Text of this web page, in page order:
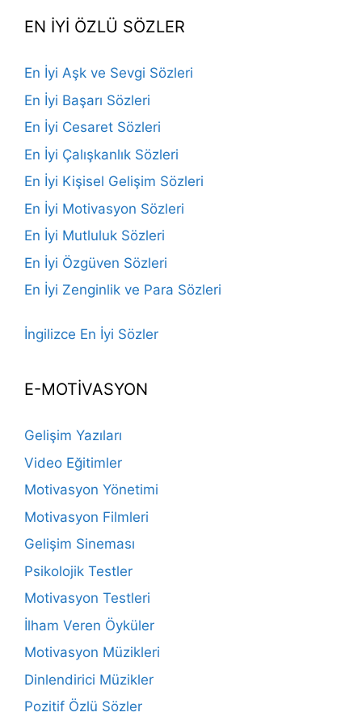
EN İYİ ÖZLÜ SÖZLER
En İyi Aşk ve Sevgi Sözleri
En İyi Başarı Sözleri
En İyi Cesaret Sözleri
En İyi Çalışkanlık Sözleri
En İyi Kişisel Gelişim Sözleri
En İyi Motivasyon Sözleri
En İyi Mutluluk Sözleri
En İyi Özgüven Sözleri
En İyi Zenginlik ve Para Sözleri
İngilizce En İyi Sözler
E-MOTİVASYON
Gelişim Yazıları
Video Eğitimler
Motivasyon Yönetimi
Motivasyon Filmleri
Gelişim Sineması
Psikolojik Testler
Motivasyon Testleri
İlham Veren Öyküler
Motivasyon Müzikleri
Dinlendirici Müzikler
Pozitif Özlü Sözler